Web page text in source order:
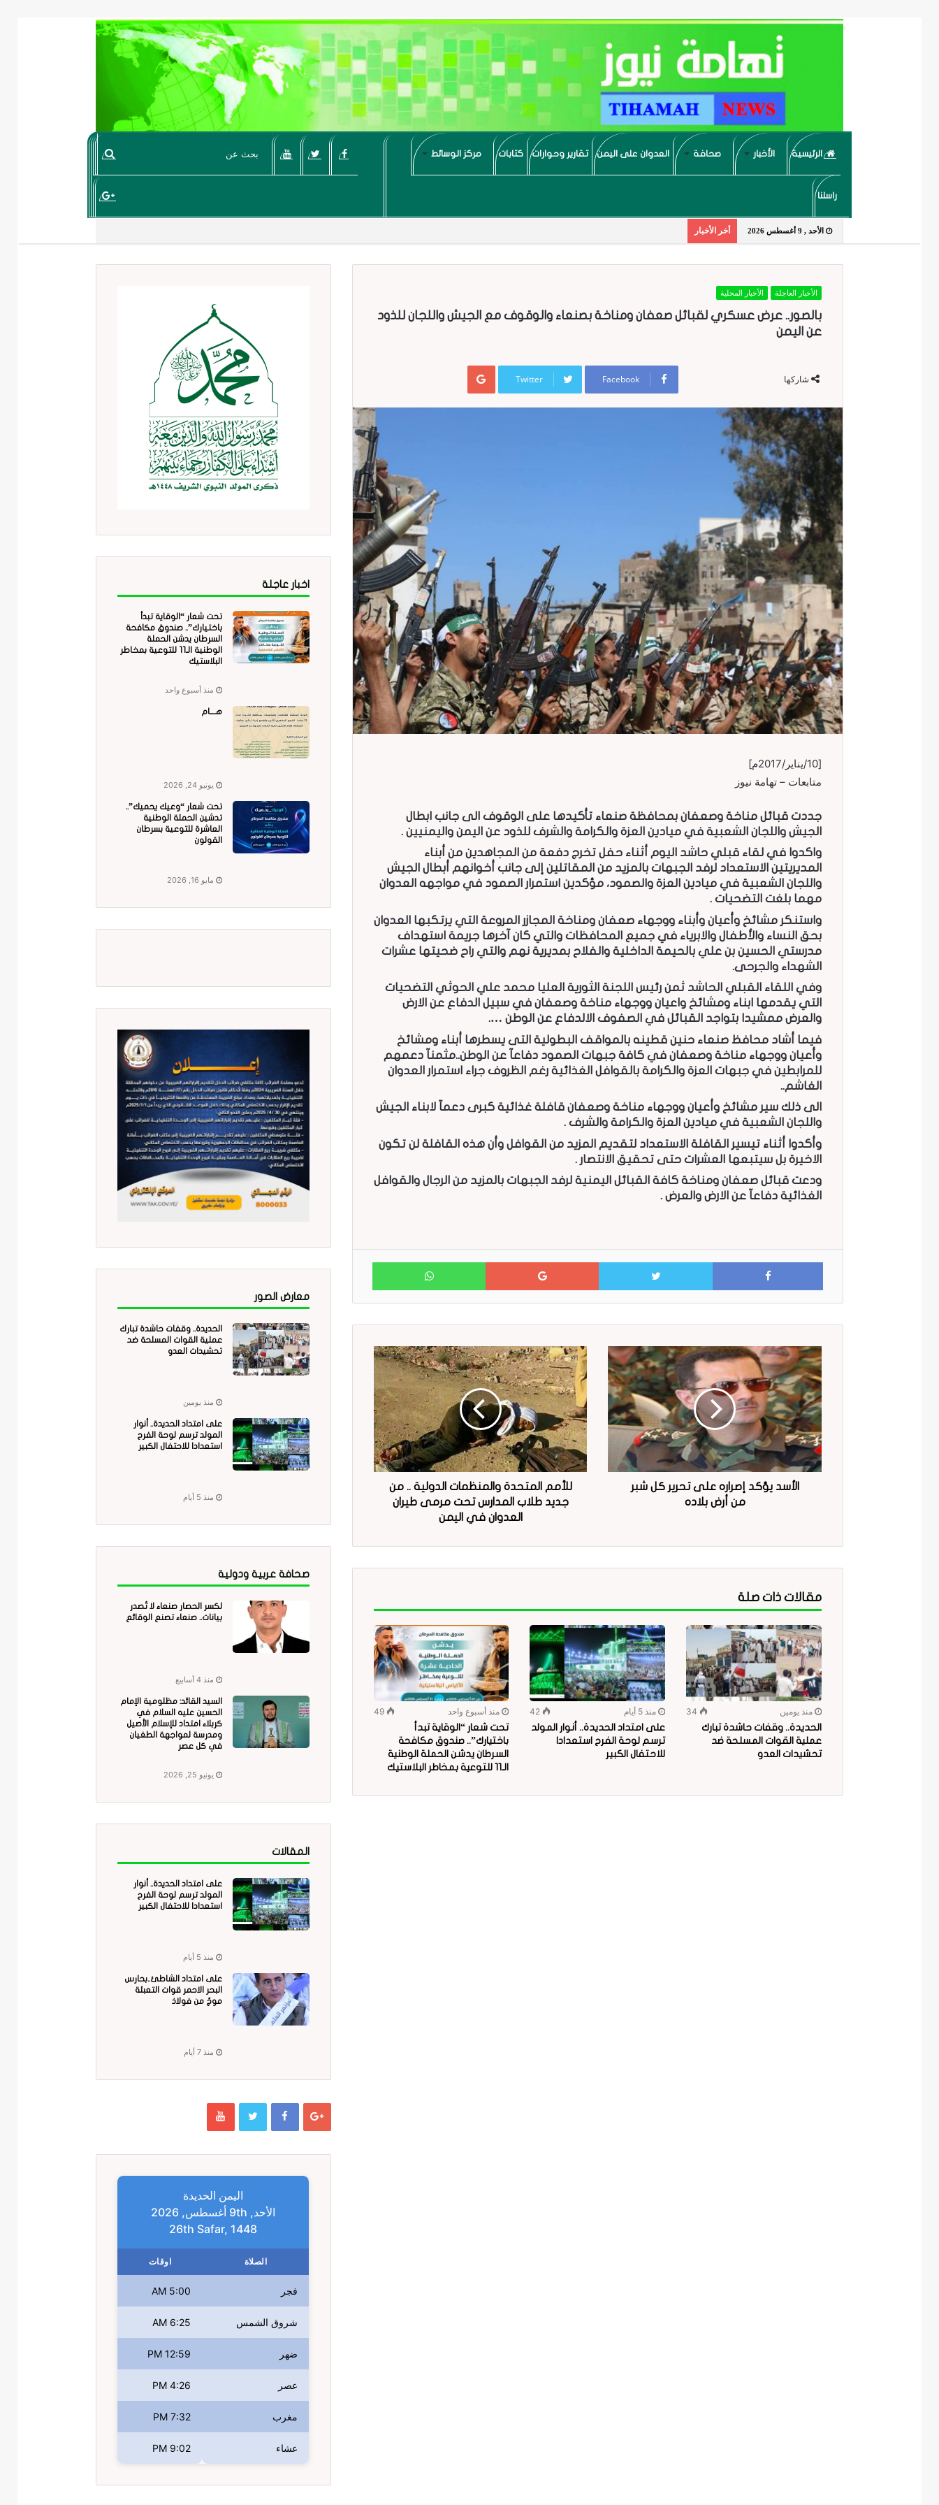
الرئيسية الأخبار صحافة العدوان على اليمن تقارير وحوارات كتابات مركز الوسائط
راسلنا
الأحد , 9 أغسطس 2026 أخر الأخبار
الأخبار العاجلة الأخبار المحلية
بالصور.. عرض عسكري لقبائل صعفان ومناخة بصنعاء والوقوف مع الجيش واللجان للذود
عن اليمن
شاركها Facebook
Twitter
Google+
[10/يناير/2017م]
متابعات – تهامة نيوز
جددت قبائل مناخة وصعفان بمحافظة صنعاء تأكيدها على الوقوف الى جانب ابطال
الجيش واللجان الشعبية في ميادين العزة والكرامة والشرف للذود عن اليمن واليمنيين .
واكدوا في لقاء قبلي حاشد اليوم أثناء حفل تخرج دفعة من المجاهدين من أبناء
المديريتين اﻻستعداد لرفد الجبهات بالمزيد من المقاتلين إلى جانب أخوانهم أبطال الجيش
واللجان الشعبية في ميادين العزة والصمود، مؤكدين استمرار الصمود في مواجهه العدوان
مهما بلغت التضحيات .
واستنكر مشائخ وأعيان وأبناء ووجهاء صعفان ومناخة المجازر المروعة التي يرتكبها العدوان
بحق النساء والأطفال والابرياء في جميع المحافظات والتي كان آخرها جريمة استهداف
مدرستي الحسين بن علي بالحيمة الداخلية والفلاح بمديرية نهم والتي راح ضحيتها عشرات
الشهداء والجرحى.
وفي اللقاء القبلي الحاشد ثمن رئيس اللجنة الثورية العليا محمد علي الحوثي التضحيات
التي يقدمها ابناء ومشائخ واعيان ووجهاء مناخة وصعفان في سبيل الدفاع عن اﻻرض
والعرض ممشيدا بتواجد القبائل في الصفوف الالدفاع عن الوطن ….
فيما أشاد محافظ صنعاء حنين قطينه بالمواقف البطولية التى يسطرها أبناء ومشائخ
وأعيان ووجهاء مناخة وصعفان في كافة جبهات الصمود دفاعآ عن الوطن..مثمنآ دعمهم
للمرابطين في جبهات العزة والكرامة بالقوافل الغذائية رغم الظروف جراء استمرار العدوان
الغاشم..
الى ذلك سير مشائخ وأعيان ووجهاء مناخة وصعفان قافلة غذائية كبرى دعمآ ﻻبناء الجيش
واللجان الشعبية في ميادين العزة والكرامة والشرف .
وأكدوا أثناء تيسير القافلة اﻻستعداد لتقديم المزيد من القوافل وأن هذه القافلة لن تكون
اﻻخيرة بل سيتبعها العشرات حتى تحقيق الانتصار .
ودعت قبائل صعفان ومناخة كافة القبائل اليمنية لرفد الجبهات بالمزيد من الرجال والقوافل
الغذائية دفاعآ عن اﻻرض والعرض .
Facebook
Twitter
Google+
WhatsApp
الأسد يؤكد إصراره على تحرير كل شبر
من أرض بلاده
للأمم المتحدة والمنظمات الدولية .. من
جديد طلاب المدارس تحت مرمى طيران
العدوان في اليمن
مقالات ذات صلة
منذ يومين
34
الحديدة.. وقفات حاشدة تبارك
عملية القوات المسلحة ضد
تحشيدات العدو
منذ 5 أيام
42
على امتداد الحديدة.. أنوار المولد
ترسم لوحة الفرح استعدادا
للاحتفال الكبير
منذ أسبوع واحد
49
تحت شعار “الوقاية تبدأ
باختيارك”.. صندوق مكافحة
السرطان يدشن الحملة الوطنية
الـ11 للتوعية بمخاطر البلاستيك
اخبار عاجلة
تحت شعار “الوقاية تبدأ
باختيارك”.. صندوق مكافحة
السرطان يدشن الحملة
الوطنية الـ11 للتوعية بمخاطر
البلاستيك
منذ أسبوع واحد
هــــام
يونيو 24, 2026
تحت شعار “وعيك يحميك”..
تدشين الحملة الوطنية
العاشرة للتوعية بسرطان
القولون
مايو 16, 2026
معارض الصور
الحديدة.. وقفات حاشدة تبارك
عملية القوات المسلحة ضد
تحشيدات العدو
منذ يومين
على امتداد الحديدة.. أنوار
المولد ترسم لوحة الفرح
استعدادا للاحتفال الكبير
منذ 5 أيام
صحافة عربية ودولية
لكسر الحصار صنعاء لا تُصدر
بيانات.. صنعاء تصنع الوقائع
منذ 4 أسابيع
السيد القائد: مظلومية الإمام
الحسين عليه السلام في
كربلاء امتداد للإسلام الأصيل
ومدرسة لمواجهة الطغيان
في كل عصر
يونيو 25, 2026
المقالات
على امتداد الحديدة.. أنوار
المولد ترسم لوحة الفرح
استعدادا للاحتفال الكبير
منذ 5 أيام
على امتداد الشاطئ..بحارس
البحر الاحمر قوات التعبئة
موجٌ من فولاذ
منذ 7 أيام
اليمن الحديدة
الأحد, 9th أغسطس, 2026
26th Safar, 1448
الصلاة اوقات
فجر 5:00 AM
شروق الشمس 6:25 AM
ضهر 12:59 PM
عصر 4:26 PM
مغرب 7:32 PM
عشاء 9:02 PM